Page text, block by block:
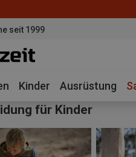
seit 1999
Kinder Ausrüstung
für Kinder